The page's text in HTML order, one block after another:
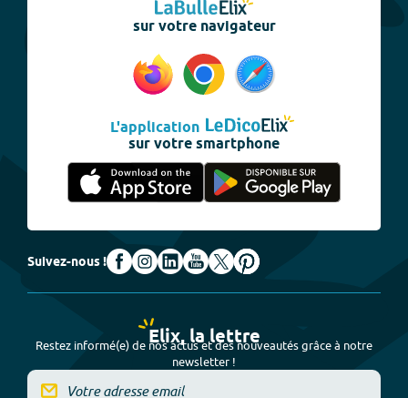
sur votre navigateur
L'application
sur votre smartphone
Suivez-nous !
Elix, la lettre
Restez informé(e) de nos actus et des nouveautés grâce à notre
newsletter !